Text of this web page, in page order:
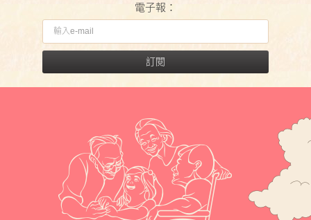
電子報：
訂閱